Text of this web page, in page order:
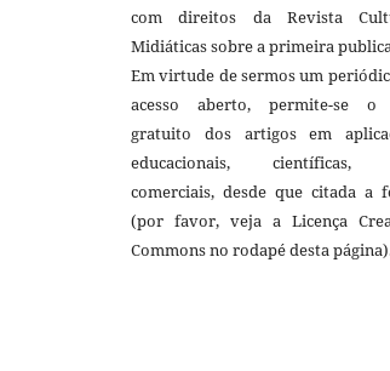
com direitos da Revista
Midiáticas sobre a primeira
Em virtude de sermos um
acesso aberto, permite-se o
gratuito dos artigos em
educacionais, científicas,
comerciais, desde que citada a
(por favor, veja a Licença
Commons no rodapé desta